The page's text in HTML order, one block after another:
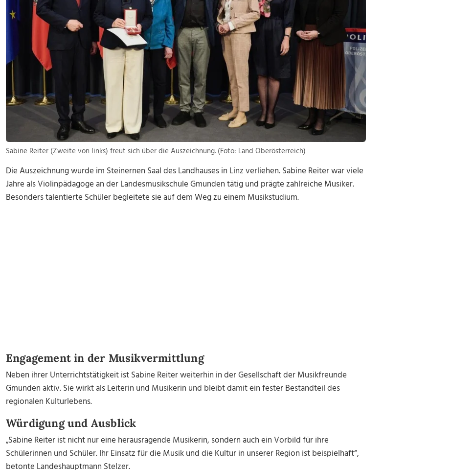
Sabine Reiter (Zweite von links) freut sich über die Auszeichnung. (Foto: Land Oberösterreich)
Die Auszeichnung wurde im Steinernen Saal des Landhauses in Linz verliehen. Sabine Reiter war viele
Jahre als Violinpädagoge an der Landesmusikschule Gmunden tätig und prägte zahlreiche Musiker.
Besonders talentierte Schüler begleitete sie auf dem Weg zu einem Musikstudium.
Engagement in der Musikvermittlung
Neben ihrer Unterrichtstätigkeit ist Sabine Reiter weiterhin in der Gesellschaft der Musikfreunde
Gmunden aktiv. Sie wirkt als Leiterin und Musikerin und bleibt damit ein fester Bestandteil des
regionalen Kulturlebens.
Würdigung und Ausblick
„Sabine Reiter ist nicht nur eine herausragende Musikerin, sondern auch ein Vorbild für ihre
Schülerinnen und Schüler. Ihr Einsatz für die Musik und die Kultur in unserer Region ist beispielhaft“,
betonte Landeshauptmann Stelzer.